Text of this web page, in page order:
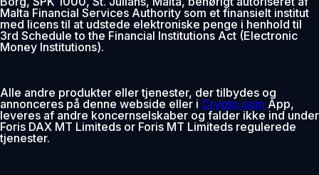
Malta Financial Services Authority som et finansielt institut
med licens til at udstede elektroniske penge i henhold til
3rd Schedule to the Financial Institutions Act (Electronic
Money Institutions).
Alle andre produkter eller tjenester, der tilbydes og
annonceres på denne webside eller i Crypto.com App,
leveres af andre koncernselskaber og falder ikke ind under
Foris DAX MT Limiteds or Foris MT Limiteds regulerede
tjenester.